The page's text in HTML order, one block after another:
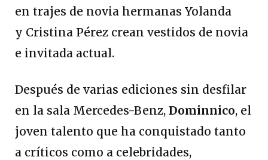
en trajes de novia hermanas Yolanda
y Cristina Pérez crean vestidos de novia
e invitada actual.
Después de varias ediciones sin desfilar
en la sala Mercedes-Benz, Dominnico, el
joven talento que ha conquistado tanto
a críticos como a celebridades,